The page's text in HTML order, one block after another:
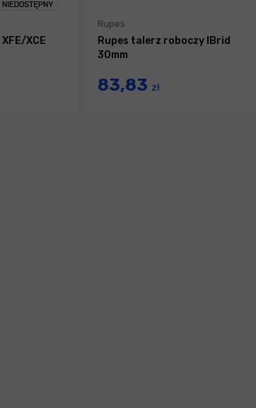
XCE
Rupes
Rupes talerz roboczy IBrid
30mm
83,83 zł